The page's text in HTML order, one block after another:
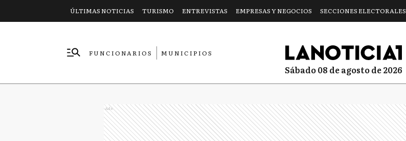
ÚLTIMAS NOTICIAS TURISMO ENTREVISTAS EMPRESAS Y NEGOCIOS SECCIONES ELECTORALES
FUNCIONARIOS
MUNICIPIOS
sábado 08 de agosto de 2026
Ads